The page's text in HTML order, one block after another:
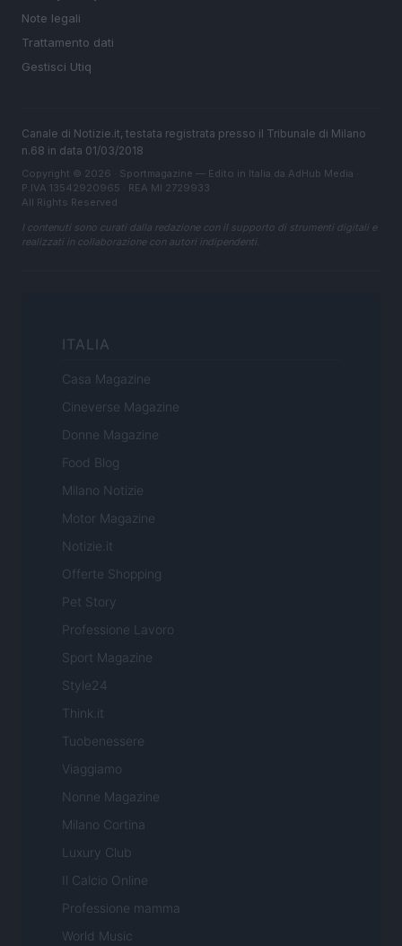
Note legali
Trattamento dati
Gestisci Utiq
Canale di Notizie.it, testata registrata presso il Tribunale di Milano
n.68 in data 01/03/2018
Copyright © 2026 · Sportmagazine — Edito in Italia da AdHub Media
P.IVA 13542920965 · REA MI 2729933
All Rights Reserved
I contenuti sono curati dalla redazione con il supporto di strumenti digitali e
realizzati in collaborazione con autori indipendenti.
ITALIA
Casa Magazine
Cineverse Magazine
Donne Magazine
Food Blog
Milano Notizie
Motor Magazine
Notizie.it
Offerte Shopping
Pet Story
Professione Lavoro
Sport Magazine
Style24
Think.it
Tuobenessere
Viaggiamo
Nonne Magazine
Milano Cortina
Luxury Club
Il Calcio Online
Professione mamma
World Music